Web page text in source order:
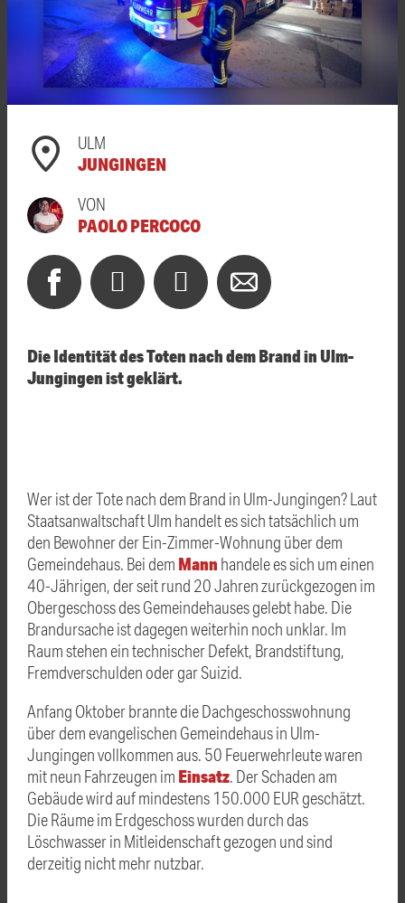
ULM
JUNGINGEN
VON
PAOLO PERCOCO
Die Identität des Toten nach dem Brand in Ulm-
Jungingen ist geklärt.
Wer ist der Tote nach dem Brand in Ulm-Jungingen? Laut
Staatsanwaltschaft Ulm handelt es sich tatsächlich um
den Bewohner der Ein-Zimmer-Wohnung über dem
Gemeindehaus. Bei dem Mann handele es sich um einen
40-Jährigen, der seit rund 20 Jahren zurückgezogen im
Obergeschoss des Gemeindehauses gelebt habe. Die
Brandursache ist dagegen weiterhin noch unklar. Im
Raum stehen ein technischer Defekt, Brandstiftung,
Fremdverschulden oder gar Suizid.
Anfang Oktober brannte die Dachgeschosswohnung
über dem evangelischen Gemeindehaus in Ulm-
Jungingen vollkommen aus. 50 Feuerwehrleute waren
mit neun Fahrzeugen im Einsatz. Der Schaden am
Gebäude wird auf mindestens 150.000 EUR geschätzt.
Die Räume im Erdgeschoss wurden durch das
Löschwasser in Mitleidenschaft gezogen und sind
derzeitig nicht mehr nutzbar.